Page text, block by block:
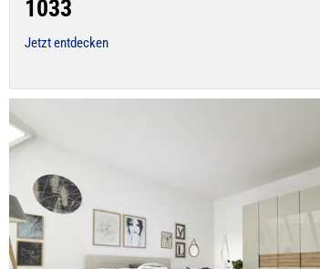
1033
Jetzt entdecken